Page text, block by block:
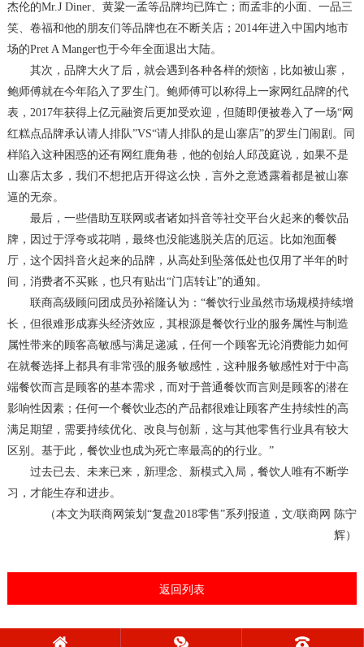
杰伦的Mr.J Diner、黄粱一孟等品牌均已阵亡；而孟非的小面、一品三
笑、卷福和他的朋友们等品牌也在不断关店；2014年进入中国内地市
场的Pret A Manger也于今年全面退出大陆。
其次，品牌大火了后，就会遇到各种各样的烦恼，比如被山寨，
鲍师傅就在今年陷入了罗生门。鲍师傅可以称得上一家网红品牌的代
表， 2017年获得上亿元融资后更加受欢迎，但随即便被卷入了一场“网
红糕点品牌承认请人排队”VS“请人排队的是山寨店”的罗生门闹剧。同
样陷入这种困惑的还有网红鹿角巷，他的创始人邱茂庭说，如果不是
山寨店太多，我们不想把店开得这么快，言外之意透露着都是被山寨
逼的无奈。
最后，一些借助互联网或者诸如抖音等社交平台火起来的餐饮品
牌，因过于浮夸或花哨，最终也没能逃脱关店的厄运。比如泡面餐
厅，这个因抖音火起来的品牌，从高处到坠落低处也仅用了半年的时
间，消费者不买账，也只有贴出“门店转让”的通知。
联商高级顾问团成员孙裕隆认为： “餐饮行业虽然市场规模持续增
长，但很难形成寡头经济效应，其根源是餐饮行业的服务属性与制造
属性带来的顾客高敏感与满足递减，任何一个顾客无论消费能力如何
在就餐选择上都具有非常强的服务敏感性，这种服务敏感性对于中高
端餐饮而言是顾客的基本需求，而对于普通餐饮而言则是顾客的潜在
影响性因素；任何一个餐饮业态的产品都很难让顾客产生持续性的高
满足期望，需要持续优化、改良与创新，这与其他零售行业具有较大
区别。基于此，餐饮业也成为死亡率最高的的行业。”
过去已去、未来已来，新理念、新模式入局，餐饮人唯有不断学
习，才能生存和进步。
（本文为联商网策划“复盘2018零售”系列报道，文/联商网 陈宁
辉）
返回列表